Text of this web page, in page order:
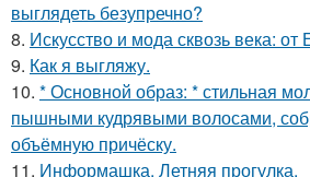
выглядеть безупречно?
8. Искусство и мода сквозь века: от
9. Как я выгляжу.
10. * Основной образ: * стильная
пышными кудрявыми волосами,
объёмную причёску.
11. Информашка. Летняя прогулка.